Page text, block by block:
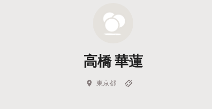
新着プロジェクト
Feature
キュレーターから探す
高橋 華蓮
東京都